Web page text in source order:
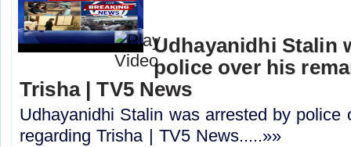
Udhayanidhi Stalin
police over his
Trisha | TV5 News
Udhayanidhi Stalin was arrested by police
regarding Trisha | TV5 News.....»»